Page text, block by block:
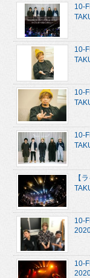
10-
10-
10-
10-
【
10-
10-